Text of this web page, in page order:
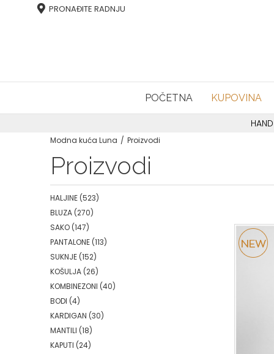
PRONAĐITE RADNJU
POČETNA KUPOVINA
Modna kuća Luna Proizvodi
Proizvodi
HALJINE (523)
BLUZA (270)
SAKO (147)
PANTALONE (113)
SUKNJE (152)
KOŠULJA (26)
KOMBINEZONI (40)
BODI (4)
KARDIGAN (30)
MANTILI (18)
KAPUTI (24)